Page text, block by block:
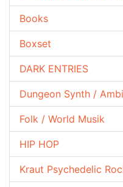
Books
Boxset
DARK ENTRIES
Dungeon Synth /
Folk / World Musik
HIP HOP
Kraut Psychedelic